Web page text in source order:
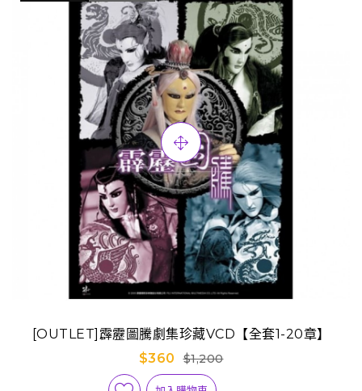
[OUTLET]霹靂圖騰劇集珍藏VCD【全套1-20章】
$360
$1,200